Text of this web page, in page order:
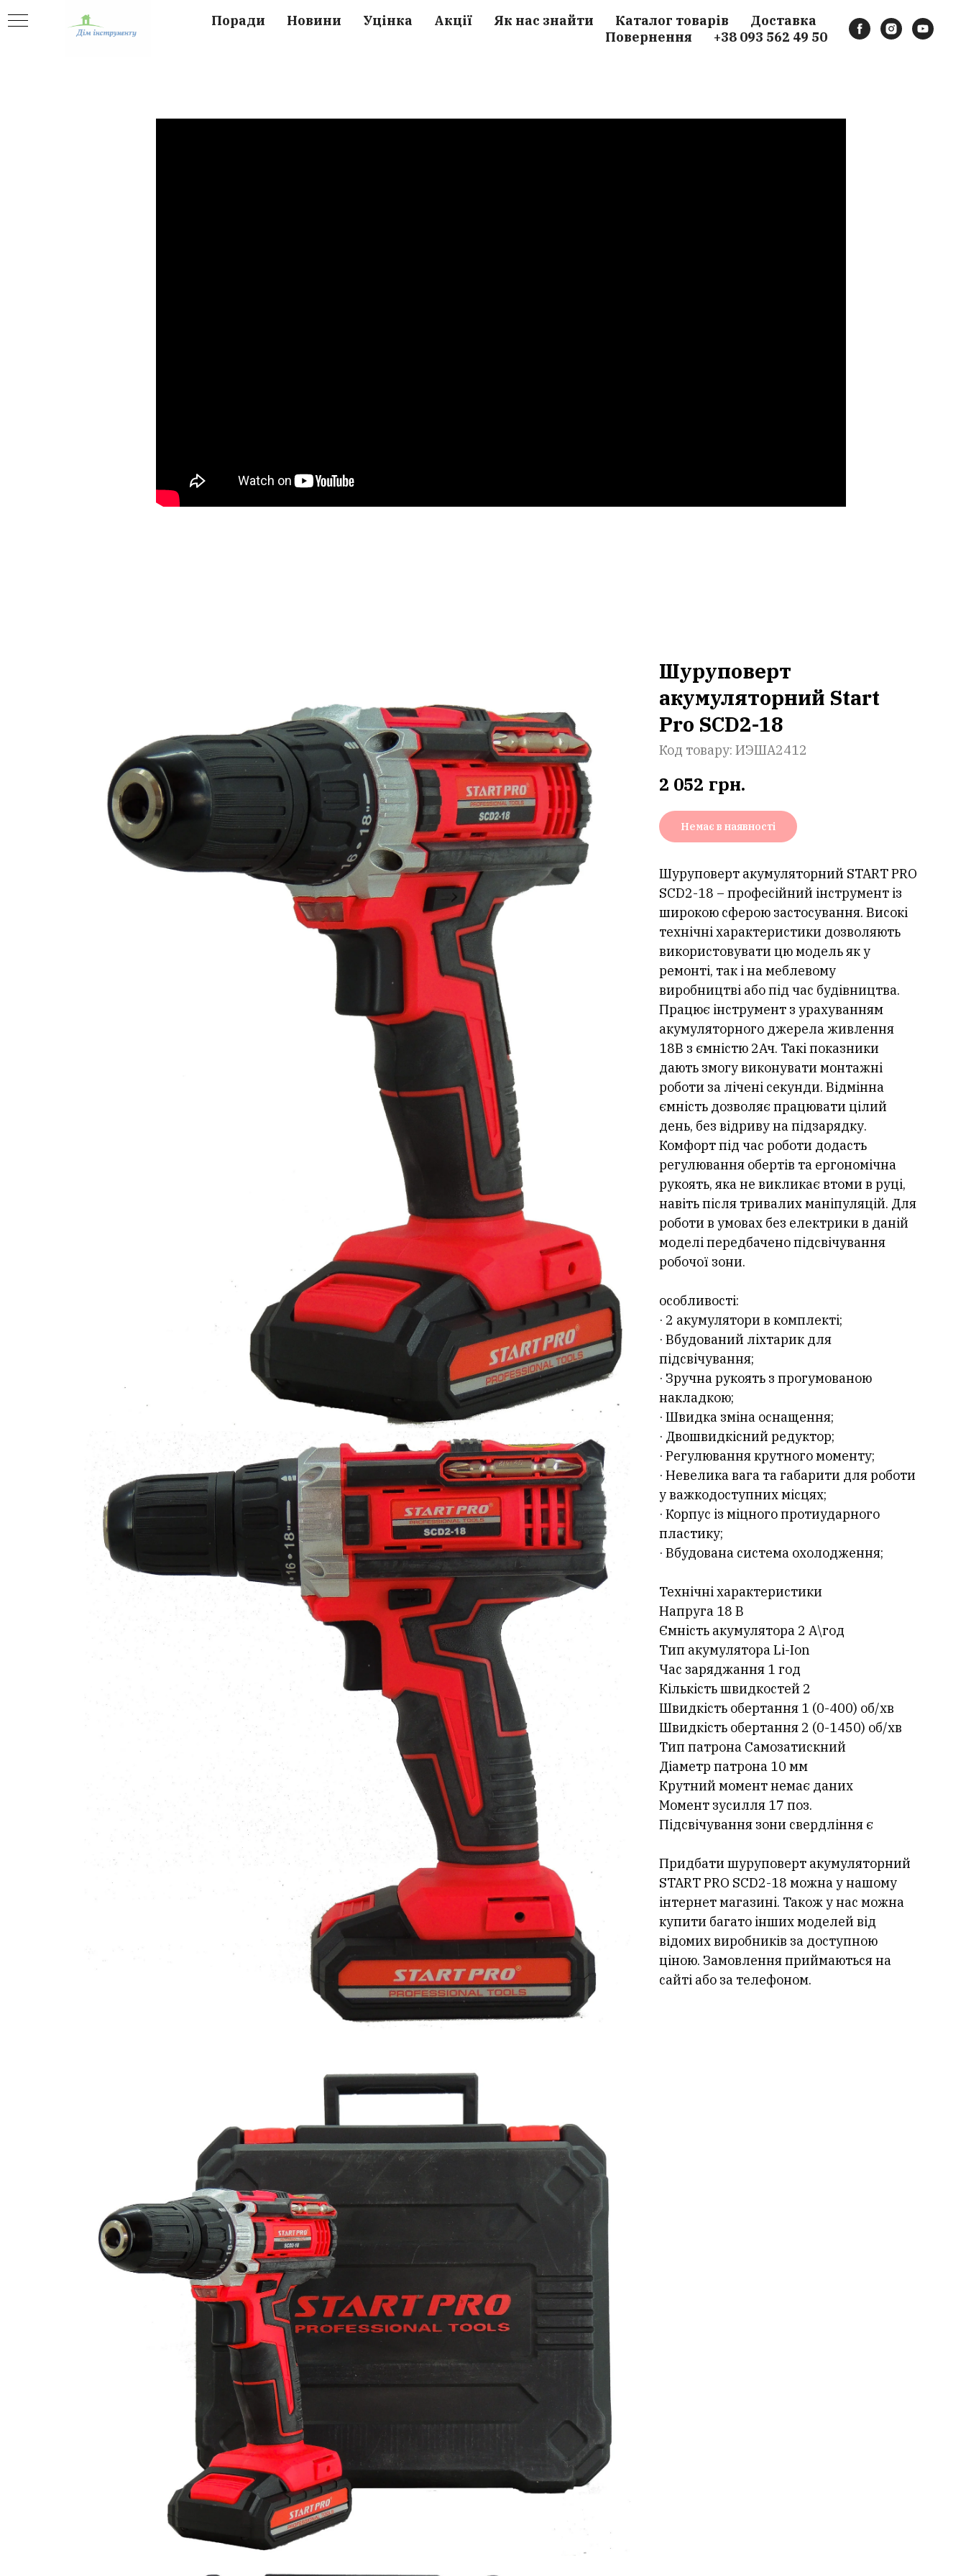
Поради Новини Уцінка Акції Як нас знайти Каталог товарів
Доставка
Повернення
+38 093 562 49 50
Шуруповерт
акумуляторний Start
Pro SCD2-18
Код товару: ИЭША2412
2 052 грн.
Немає в наявності
Шуруповерт акумуляторний START PRO
SCD2-18 – професійний інструмент із
широкою сферою застосування. Високі
технічні характеристики дозволяють
використовувати цю модель як у
ремонті, так і на меблевому
виробництві або під час будівництва.
Працює інструмент з урахуванням
акумуляторного джерела живлення
18В з ємністю 2Ач. Такі показники
дають змогу виконувати монтажні
роботи за лічені секунди. Відмінна
ємність дозволяє працювати цілий
день, без відриву на підзарядку.
Комфорт під час роботи додасть
регулювання обертів та ергономічна
рукоять, яка не викликає втоми в руці,
навіть після тривалих маніпуляцій. Для
роботи в умовах без електрики в даній
моделі передбачено підсвічування
робочої зони.
особливості:
· 2 акумулятори в комплекті;
· Вбудований ліхтарик для
підсвічування;
· Зручна рукоять з прогумованою
накладкою;
· Швидка зміна оснащення;
· Двошвидкісний редуктор;
· Регулювання крутного моменту;
· Невелика вага та габарити для роботи
у важкодоступних місцях;
· Корпус із міцного протиударного
пластику;
· Вбудована система охолодження;
Технічні характеристики
Напруга 18 В
Ємність акумулятора 2 А\год
Тип акумулятора Li-Ion
Час заряджання 1 год
Кількість швидкостей 2
Швидкість обертання 1 (0-400) об/хв
Швидкість обертання 2 (0-1450) об/хв
Тип патрона Самозатискний
Діаметр патрона 10 мм
Крутний момент немає даних
Момент зусилля 17 поз.
Підсвічування зони свердління є
Придбати шуруповерт акумуляторний
START PRO SCD2-18 можна у нашому
інтернет магазині. Також у нас можна
купити багато інших моделей від
відомих виробників за доступною
ціною. Замовлення приймаються на
сайті або за телефоном.